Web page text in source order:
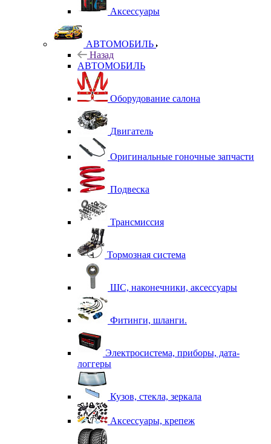
Аксессуары
АВТОМОБИЛЬ
Назад
АВТОМОБИЛЬ
Оборудование салона
Двигатель
Оригинальные гоночные запчасти
Подвеска
Трансмиссия
Тормозная система
ШС, наконечники, аксессуары
Фитинги, шланги.
Электросистема, приборы, дата-
логгеры
Кузов, стекла, зеркала
Аксессуары, крепеж